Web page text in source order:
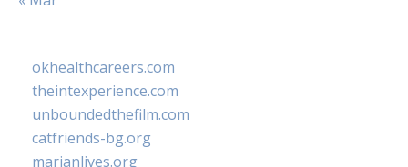
okhealthcareers.com
theintexperience.com
unboundedthefilm.com
catfriends-bg.org
marianlives.org